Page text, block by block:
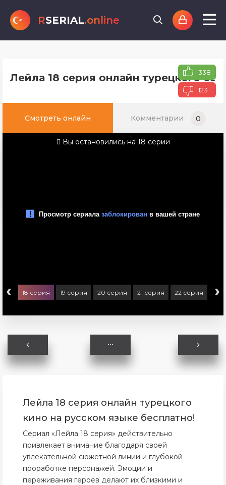
RSERIAL.online
Лейла 18 серия онлайн турецкого338
123
Смотреть онлайн Комментарии 0
Вы остановились на 18 серии
‹ 18 серия 19 серия 20 серия 21 серия 22 серия 23
›
Лейла 18 серия онлайн турецкого
кино на русском языке бесплатно!
Сериал «Лейла 18 серия» действительно
привлекает внимание благодаря своей
увлекательной сюжетной линии и глубокой
проработке персонажей. Эмоции и
переживания героев делают их близкими и